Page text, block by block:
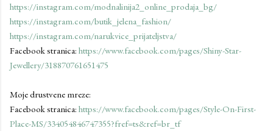
https://instagram.com/modnalinija2_online_prodaja_bg/
https://instagram.com/butik_jelena_fashion/
https://instagram.com/narukvice_prijateljstva/
Facebook stranica: https://www.facebook.com/pages/Shiny-Star-
Jewellery/318870761651475
Moje drustvene mreze:
Facebook stranica: https://www.facebook.com/pages/Style-On-First-
Place-MS/334054846747355?fref=ts&ref=br_tf